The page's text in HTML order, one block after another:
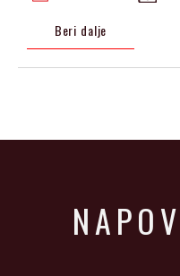
Beri dalje